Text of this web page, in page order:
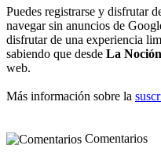
Puedes registrarse y disfrutar
navegar sin anuncios de
disfrutar de una experiencia
sabiendo que desde La Noción
web.
Más información sobre la
Comentarios